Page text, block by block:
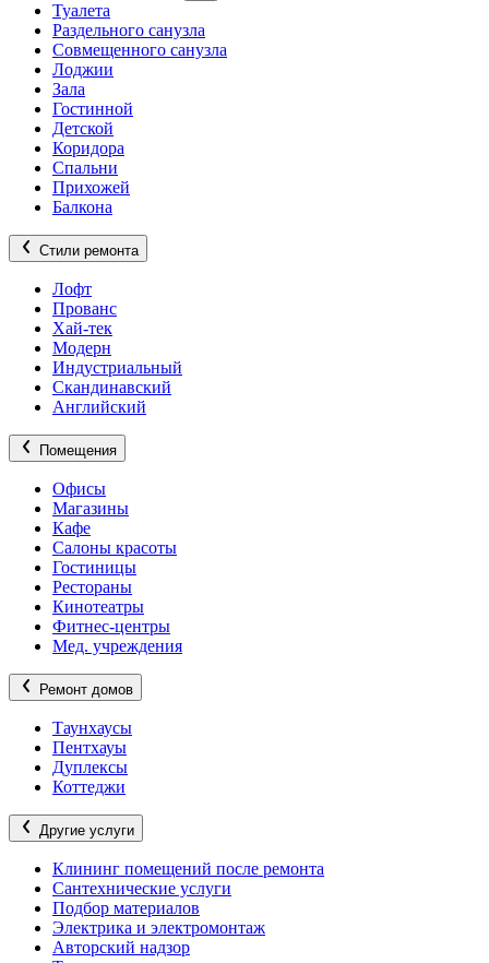
Туалета
Раздельного санузла
Совмещенного санузла
Лоджии
Зала
Гостинной
Детской
Коридора
Спальни
Прихожей
Балкона
Стили ремонта
Лофт
Прованс
Хай-тек
Модерн
Индустриальный
Скандинавский
Английский
Помещения
Офисы
Магазины
Кафе
Салоны красоты
Гостиницы
Рестораны
Кинотеатры
Фитнес-центры
Мед. учреждения
Ремонт домов
Таунхаусы
Пентхауы
Дуплексы
Коттеджи
Другие услуги
Клининг помещений после ремонта
Сантехнические услуги
Подбор материалов
Электрика и электромонтаж
Авторский надзор